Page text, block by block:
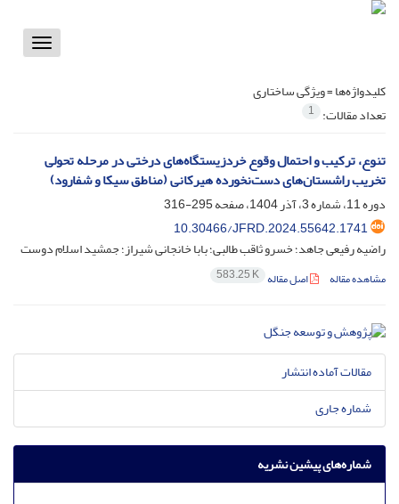
Toggle
کلیدواژه‌ها =ویژگی ساختاری
تعداد مقالات: 1
‌تنوع، ترکیب و احتمال وقوع خردزیستگاه‌های درختی در مرحله تحولی
تخریب راشستان‌های دست‌نخورده هیرکانی (مناطق سیکا و شفارود)
دوره 11، شماره 3، آذر 1404، صفحه
295-316
10.30466/JFRD.2024.55642.1741
راضیه رفیعی جاهد؛ خسرو ثاقب طالبی؛ بابا خانجانی شیراز؛ جمشید اسلام دوست
مشاهده مقاله اصل مقاله 583.25 K
مقالات آماده انتشار
شماره جاری
شماره‌های پیشین نشریه